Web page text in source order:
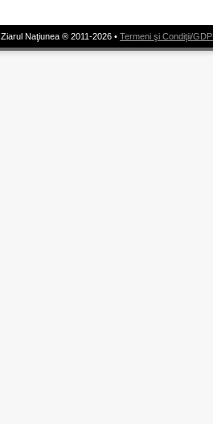
Ziarul Naţiunea ® 2011-2026 • Termeni şi Condiţii/